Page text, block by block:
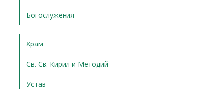
Богослужения
Храм
Св. Св. Кирил и Методий
Устав